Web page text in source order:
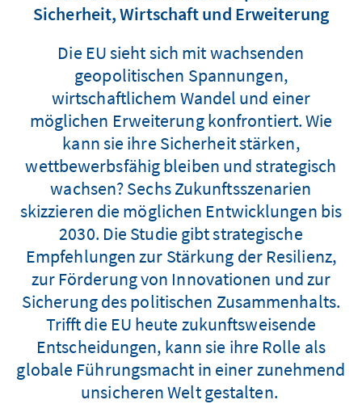
Sicherheit, Wirtschaft und Erweiterung
Die EU sieht sich mit wachsenden
geopolitischen Spannungen,
wirtschaftlichem Wandel und einer
möglichen Erweiterung konfrontiert. Wie
kann sie ihre Sicherheit stärken,
wettbewerbsfähig bleiben und strategisch
wachsen? Sechs Zukunftsszenarien
skizzieren die möglichen Entwicklungen bis
2030. Die Studie gibt strategische
Empfehlungen zur Stärkung der Resilienz,
zur Förderung von Innovationen und zur
Sicherung des politischen Zusammenhalts.
Trifft die EU heute zukunftsweisende
Entscheidungen, kann sie ihre Rolle als
globale Führungsmacht in einer zunehmend
unsicheren Welt gestalten.